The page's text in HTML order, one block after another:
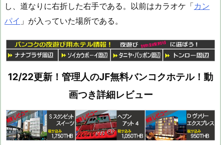
し、道なりに右折した右手である。以前はカラオケ「カン
パイ 」が入っていた場所である。
12/22更新！管理人のJF無料バンコクホテル！動
画つき詳細レビュー